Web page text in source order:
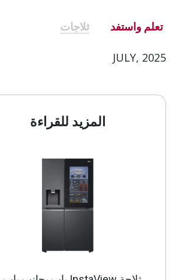
تعلم واستفد ثلاجات
JULY, 2025
المزيد للقراءة